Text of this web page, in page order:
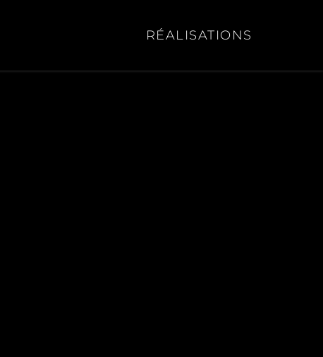
RÉALISATIONS